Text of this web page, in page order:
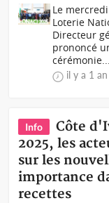
Le
Loterie
Directeur
prononcé
cérémonie...
il y a 1 an
Info
Côte
2025, les
sur les
importance
recettes